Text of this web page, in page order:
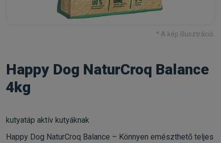
* A kép illusztráció.
Happy Dog NaturCroq Balance
4kg
kutyatáp aktív kutyáknak
Happy Dog NaturCroq Balance – Könnyen emészthető teljes